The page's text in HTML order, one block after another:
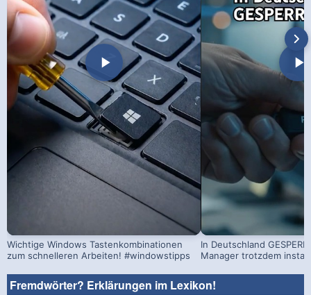
Wichtige Windows Tastenkombinationen
zum schnelleren Arbeiten! #windowstipps
In Deutschland
Manager trotzdem
Fremdwörter? Erklärungen im Lexikon!